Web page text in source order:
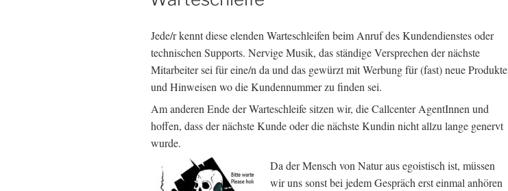
Jede/r kennt diese elenden Warteschleifen beim Anruf des Kundendienstes oder
technischen Supports. Nervige Musik, das ständige Versprechen der nächste
Mitarbeiter sei für eine/n da und das gewürzt mit Werbung für (fast) neue Produkte
und Hinweisen wo die Kundennummer zu finden sei.
Am anderen Ende der Warteschleife sitzen wir, die Callcenter AgentInnen und
hoffen, dass der nächste Kunde oder die nächste Kundin nicht allzu lange genervt
wurde.
Da der Mensch von Natur aus egoistisch ist, müssen
wir uns sonst bei jedem Gespräch erst einmal anhören